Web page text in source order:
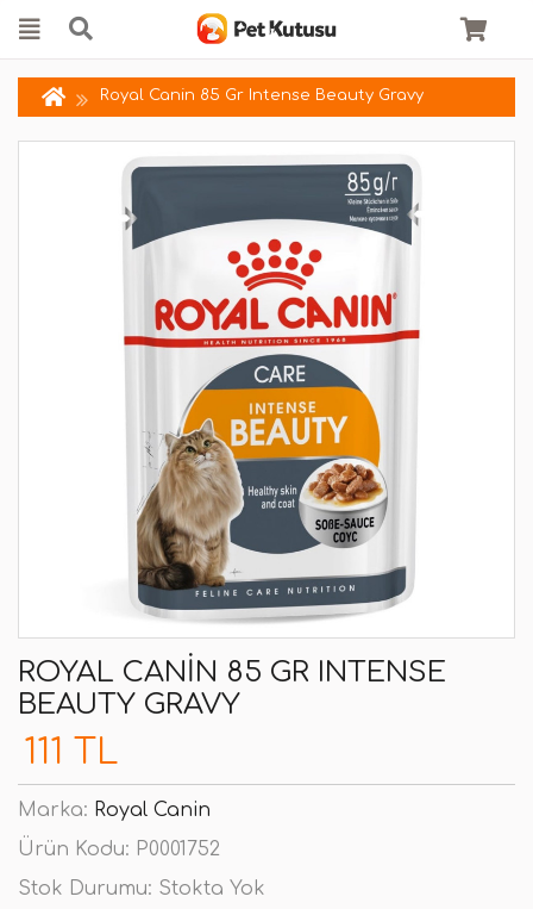
Royal Canin 85 Gr Intense Beauty Gravy
ROYAL CANIN 85 GR INTENSE
BEAUTY GRAVY
111 TL
Marka: Royal Canin
Ürün Kodu: P0001752
Stok Durumu: Stokta Yok